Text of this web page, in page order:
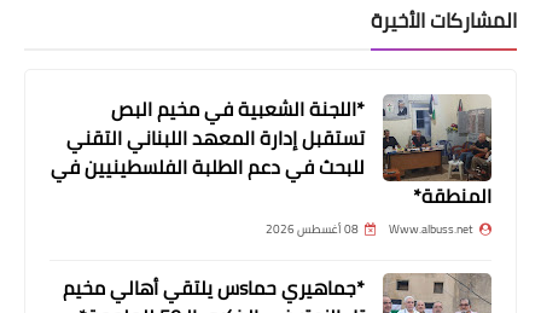
مقالات
المشاركات الأخيرة
*اللجنة الشعبية في مخيم البص
تستقبل إدارة المعهد اللبناني التقني
للبحث في دعم الطلبة الفلسطينيين في
المنطقة*
Www.albuss.net 08 أغسطس 2026
*جماهيري حماsس يلتقي أهالي مخيم